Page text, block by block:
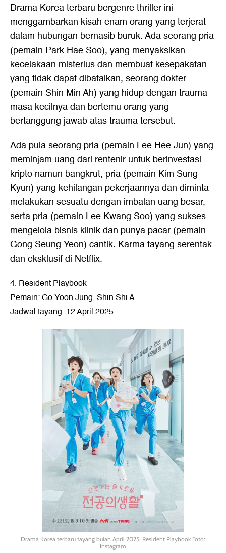
Drama Korea terbaru bergenre thriller ini
menggambarkan kisah enam orang yang terjerat
dalam hubungan bernasib buruk. Ada seorang pria
(pemain Park Hae Soo), yang menyaksikan
kecelakaan misterius dan membuat kesepakatan
yang tidak dapat dibatalkan, seorang dokter
(pemain Shin Min Ah) yang hidup dengan trauma
masa kecilnya dan bertemu orang yang
bertanggung jawab atas trauma tersebut.
Ada pula seorang pria (pemain Lee Hee Jun) yang
meminjam uang dari rentenir untuk berinvestasi
kripto namun bangkrut, pria (pemain Kim Sung
Kyun) yang kehilangan pekerjaannya dan diminta
melakukan sesuatu dengan imbalan uang besar,
serta pria (pemain Lee Kwang Soo) yang sukses
mengelola bisnis klinik dan punya pacar (pemain
Gong Seung Yeon) cantik. Karma tayang serentak
dan eksklusif di Netflix.
4. Resident Playbook
Pemain: Go Yoon Jung, Shin Shi A
Jadwal tayang: 12 April 2025
Drama Korea terbaru tayang bulan April 2025, Resident Playbook Foto:
Instagram